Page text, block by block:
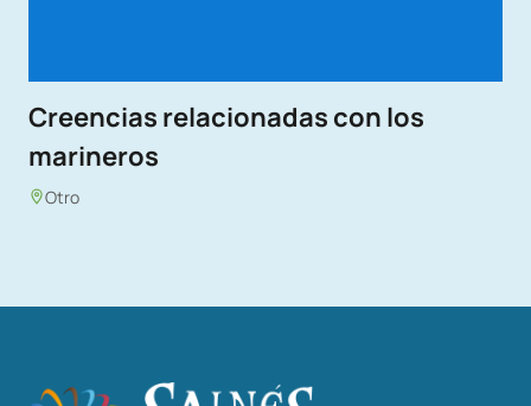
Creencias relacionadas con los
marineros
Otro